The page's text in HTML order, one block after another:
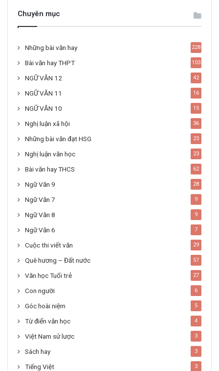
Chuyên mục
Những bài văn hay 228
Bài văn hay THPT 103
NGỮ VĂN 12 42
NGỮ VĂN 11 16
NGỮ VĂN 10 15
Nghị luận xã hội 36
Những bài văn đạt HSG 23
Nghị luận văn học 23
Bài văn hay THCS 62
Ngữ Văn 9 28
Ngữ Văn 7 9
Ngữ Văn 8 9
Ngữ Văn 6 7
Cuộc thi viết văn 29
Quê hương – Đất nước 57
Văn học Tuổi trẻ 27
Con người 6
Góc hoài niệm 5
Từ điển văn học 4
Việt Nam sử lược 3
Sách hay 3
Tiếng Việt 3